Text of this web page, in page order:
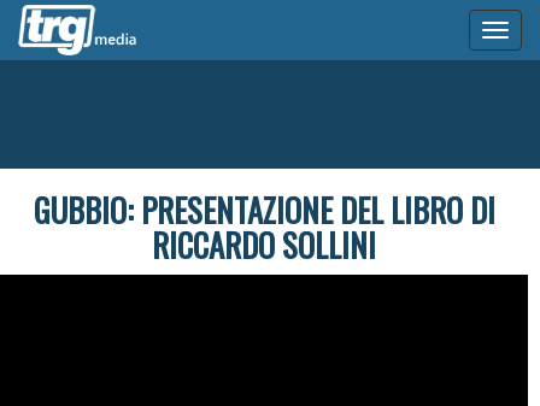
GUBBIO: PRESENTAZIONE DEL LIBRO DI
RICCARDO SOLLINI